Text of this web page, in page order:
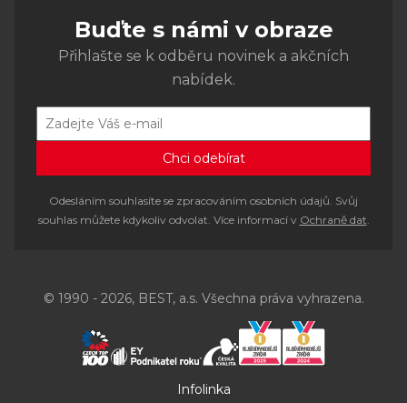
Buďte s námi v obraze
Přihlašte se k odběru novinek a akčních
nabídek.
Odesláním souhlasíte se zpracováním osobních údajů. Svůj
souhlas můžete kdykoliv odvolat. Více informací v Ochraně dat.
© 1990 - 2026, BEST, a.s. Všechna práva vyhrazena.
Infolinka